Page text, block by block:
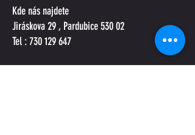
Kde nás najdete
Jiráskova 29 , Pardubice 530 02
Tel :730 129 647